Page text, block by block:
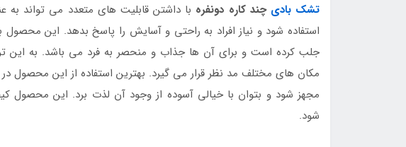
تشک بادی چند کاره دونفره با داشتن قابلیت های متعدد می تواند
استفاده شود و نیاز افراد به راحتی و آسایش را پاسخ بدهد. این محصول
جلب کرده است و برای آن ها جذاب و منحصر به فرد می باشد. به این
مکان های مختلف مد نظر قرار می گیرد. بهترین استفاده از این محصول
مجهز شود و بتوان با خیالی آسوده از وجود آن لذت برد. این محصول
شود.